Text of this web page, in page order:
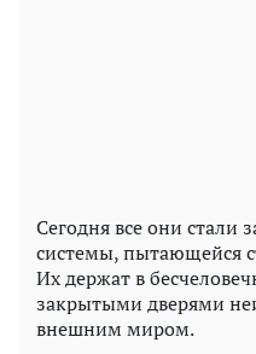
Сегодня все они стали
системы, пытающейся
Их держат в
закрытыми дверями
внешним миром.